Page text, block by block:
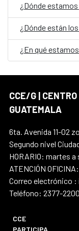
¿Dónde
¿Dónde están
CCE/G |
GUATEMALA
6ta. Avenida 11-02
Segundo nivel
HORARIO: martes a
ATENCIÓN
Correo electrónico
Teléfono: 2377-2200
CCE